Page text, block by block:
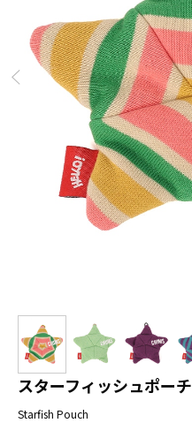
スターフィッシュポーチ
Starfish Pouch